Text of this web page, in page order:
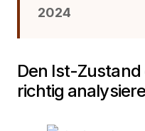
2024
Den Ist-
richtig